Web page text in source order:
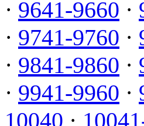
· 9641-9660 ·
· 9741-9760 ·
· 9841-9860 ·
· 9941-9960 ·
10040 ·